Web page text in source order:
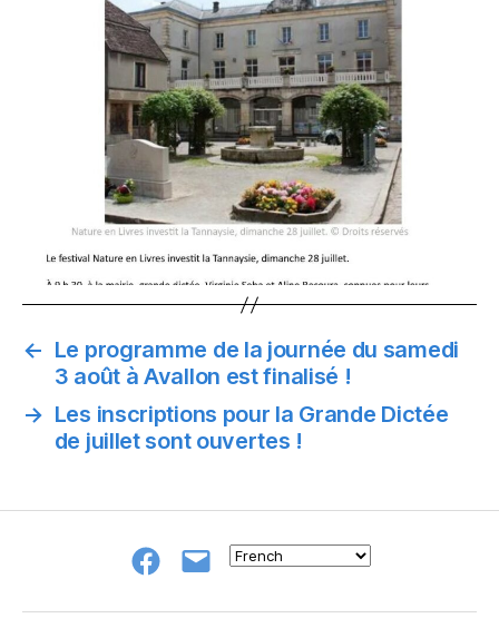
← Le programme de la journée du samedi
3 août à Avallon est finalisé !
→ Les inscriptions pour la Grande Dictée
de juillet sont ouvertes !
Groupe
NeL
E-
à